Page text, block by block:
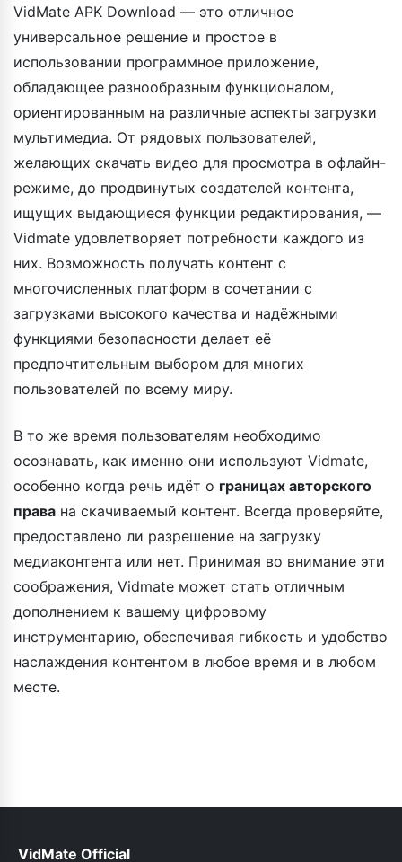
VidMate APK Download — это отличное
универсальное решение и простое в
использовании программное приложение,
обладающее разнообразным функционалом,
ориентированным на различные аспекты загрузки
мультимедиа. От рядовых пользователей,
желающих скачать видео для просмотра в офлайн-
режиме, до продвинутых создателей контента,
ищущих выдающиеся функции редактирования, —
Vidmate удовлетворяет потребности каждого из
них. Возможность получать контент с
многочисленных платформ в сочетании с
загрузками высокого качества и надёжными
функциями безопасности делает её
предпочтительным выбором для многих
пользователей по всему миру.
В то же время пользователям необходимо
осознавать, как именно они используют Vidmate,
особенно когда речь идёт о границах авторского
права на скачиваемый контент. Всегда проверяйте,
предоставлено ли разрешение на загрузку
медиаконтента или нет. Принимая во внимание эти
соображения, Vidmate может стать отличным
дополнением к вашему цифровому
инструментарию, обеспечивая гибкость и удобство
наслаждения контентом в любое время и в любом
месте.
VidMate Official